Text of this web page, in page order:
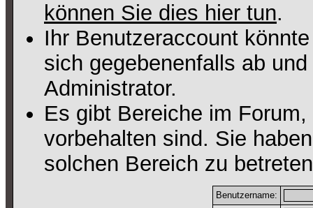
können Sie dies hier tun.
Ihr Benutzeraccount
sich gegebenenfalls ab
Administrator.
Es gibt Bereiche im
vorbehalten sind. Sie
solchen Bereich zu
Benutzername: